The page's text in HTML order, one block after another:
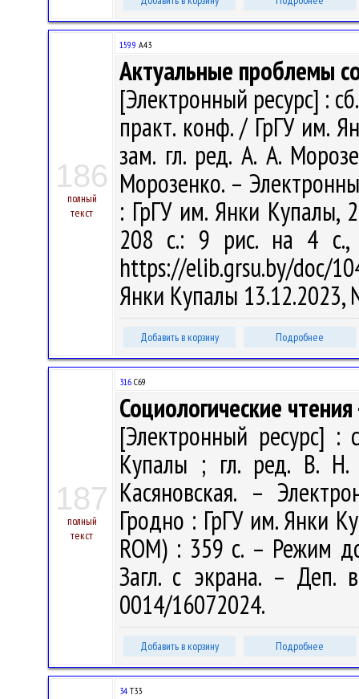
186
полный
текст
159.9 А43
Актуальные проблемы
[Электронный ресурс] :
практ. конф. / ГрГУ им.
зам. гл. ред. А. А.
Морозенко. –
: ГрГУ им. Янки Купалы,
208 с.: 9 рис. на 4
https://elib.grsu.by/doc/
Янки Купалы
Добавить в корзину Подробнее
187
полный
текст
316 С69
Социологические
[Электронный ресурс] :
Купалы ; гл. ред. В.
Касяновская. –
Гродно : ГрГУ им. Янки
ROM) : 359 c. – Режим
Загл. с экрана. – Деп.
0014/16072024.
Добавить в корзину Подробнее
34 Т33